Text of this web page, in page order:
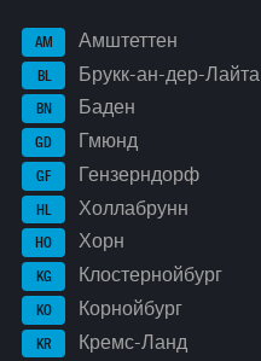
AM Амштеттен
BL Брукк-ан-дер-Лайта
BN Баден
GD Гмюнд
GF Гензерндорф
HL Холлабрунн
HO Хорн
KG Клостернойбург
KO Корнойбург
KR Кремс-Ланд